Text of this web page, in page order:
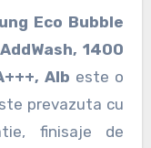
Eco Bubble
1400
Alb este o
prevazuta cu
finisaje de